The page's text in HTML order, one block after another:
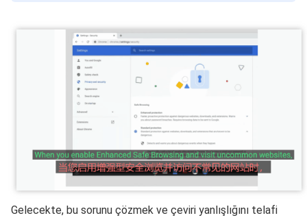
Gelecekte, bu sorunu çözmek ve çeviri yanlışlığını telafi